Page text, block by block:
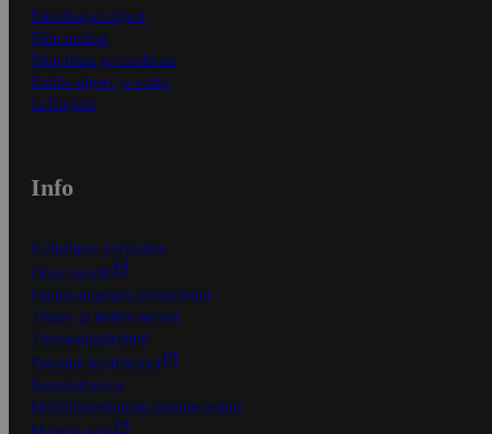
Ensitilaajan ohjeet
Näin maksat
Näin tilaat ja muokkaat
Kaikki ohjeet ja vinkit
In English
Info
S-Business yrityksille
Oiva-raportit
Osuuskauppojen yhteystiedot
Tilaus- ja toimitusehdot
Tietosuojakäytäntö
Palvelun käyttöehdot
Saavutettavuus
Mobiilisovelluksen saavutettavuus